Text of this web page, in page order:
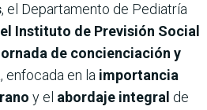
, el Departamento de Pediatría
Instituto de Previsión Social
de concienciación y
, enfocada en la importancia
y el abordaje integral de